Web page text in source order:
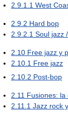
2.9.1.1 West
2.9.2 Hard bop
2.9.2.1 Soul jazz
2.10 Free jazz y
2.10.1 Free jazz
2.10.2 Post-bop
2.11 Fusiones: la
2.11.1 Jazz rock